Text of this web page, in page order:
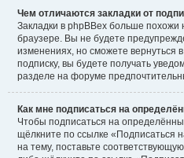
Чем отличаются закладки от
Закладки в phpBBex больше похожи
браузере. Вы не будете
изменениях, но сможете вернуться
подписку, вы будете получать
разделе на форуме
Как мне подписаться на
Чтобы подписаться на
щёлкните по ссылке «Подписаться
на тему, поставьте